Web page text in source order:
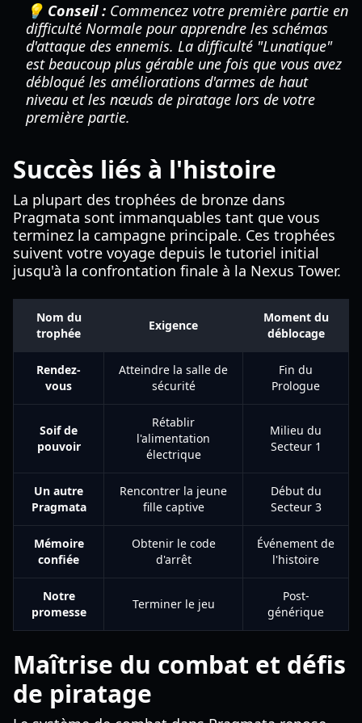
💡 Conseil : Commencez votre première partie en
difficulté Normale pour apprendre les schémas
d'attaque des ennemis. La difficulté "Lunatique"
est beaucoup plus gérable une fois que vous avez
débloqué les améliorations d'armes de haut
niveau et les nœuds de piratage lors de votre
première partie.
Succès liés à l'histoire
La plupart des trophées de bronze dans
Pragmata sont immanquables tant que vous
terminez la campagne principale. Ces trophées
suivent votre voyage depuis le tutoriel initial
jusqu'à la confrontation finale à la Nexus Tower.
Nom du
trophée
Exigence
Moment du
déblocage
Rendez-
vous
Atteindre la salle de
sécurité
Fin du
Prologue
Soif de
pouvoir
Rétablir
l'alimentation
électrique
Milieu du
Secteur 1
Un autre
Pragmata
Rencontrer la jeune
fille captive
Début du
Secteur 3
Mémoire
confiée
Obtenir le code
d'arrêt
Événement de
l'histoire
Notre
promesse
Terminer le jeu
Post-
générique
Maîtrise du combat et défis
de piratage